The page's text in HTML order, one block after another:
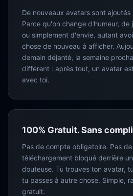
De nouveaux avatars sont ajoutés
Parce qu'on change d'humeur, de
ou simplement d'envie, autant
chose de nouveau à afficher.
demain déjanté, la semaine
différent : après tout, un avatar
avec toi.
100% Gratuit. Sans
Pas de compte obligatoire. Pas
téléchargement bloqué derrière
douteuse. Tu trouves ton avatar,
tu passes à autre chose. Simple,
gratuit.